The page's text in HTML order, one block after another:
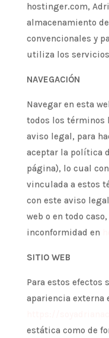
hostinger.com,
almacenamiento
convencionales y
utiliza los
NAVEGACIÓN
Navegar en esta
todos los términos
aviso legal, para
aceptar la política
página), lo cual
vinculada a estos
con este aviso
web o en todo
inconformidad en
SITIO WEB
Para estos efectos
apariencia externa
estática como de